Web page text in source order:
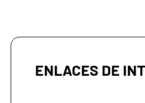
ENLACES DE